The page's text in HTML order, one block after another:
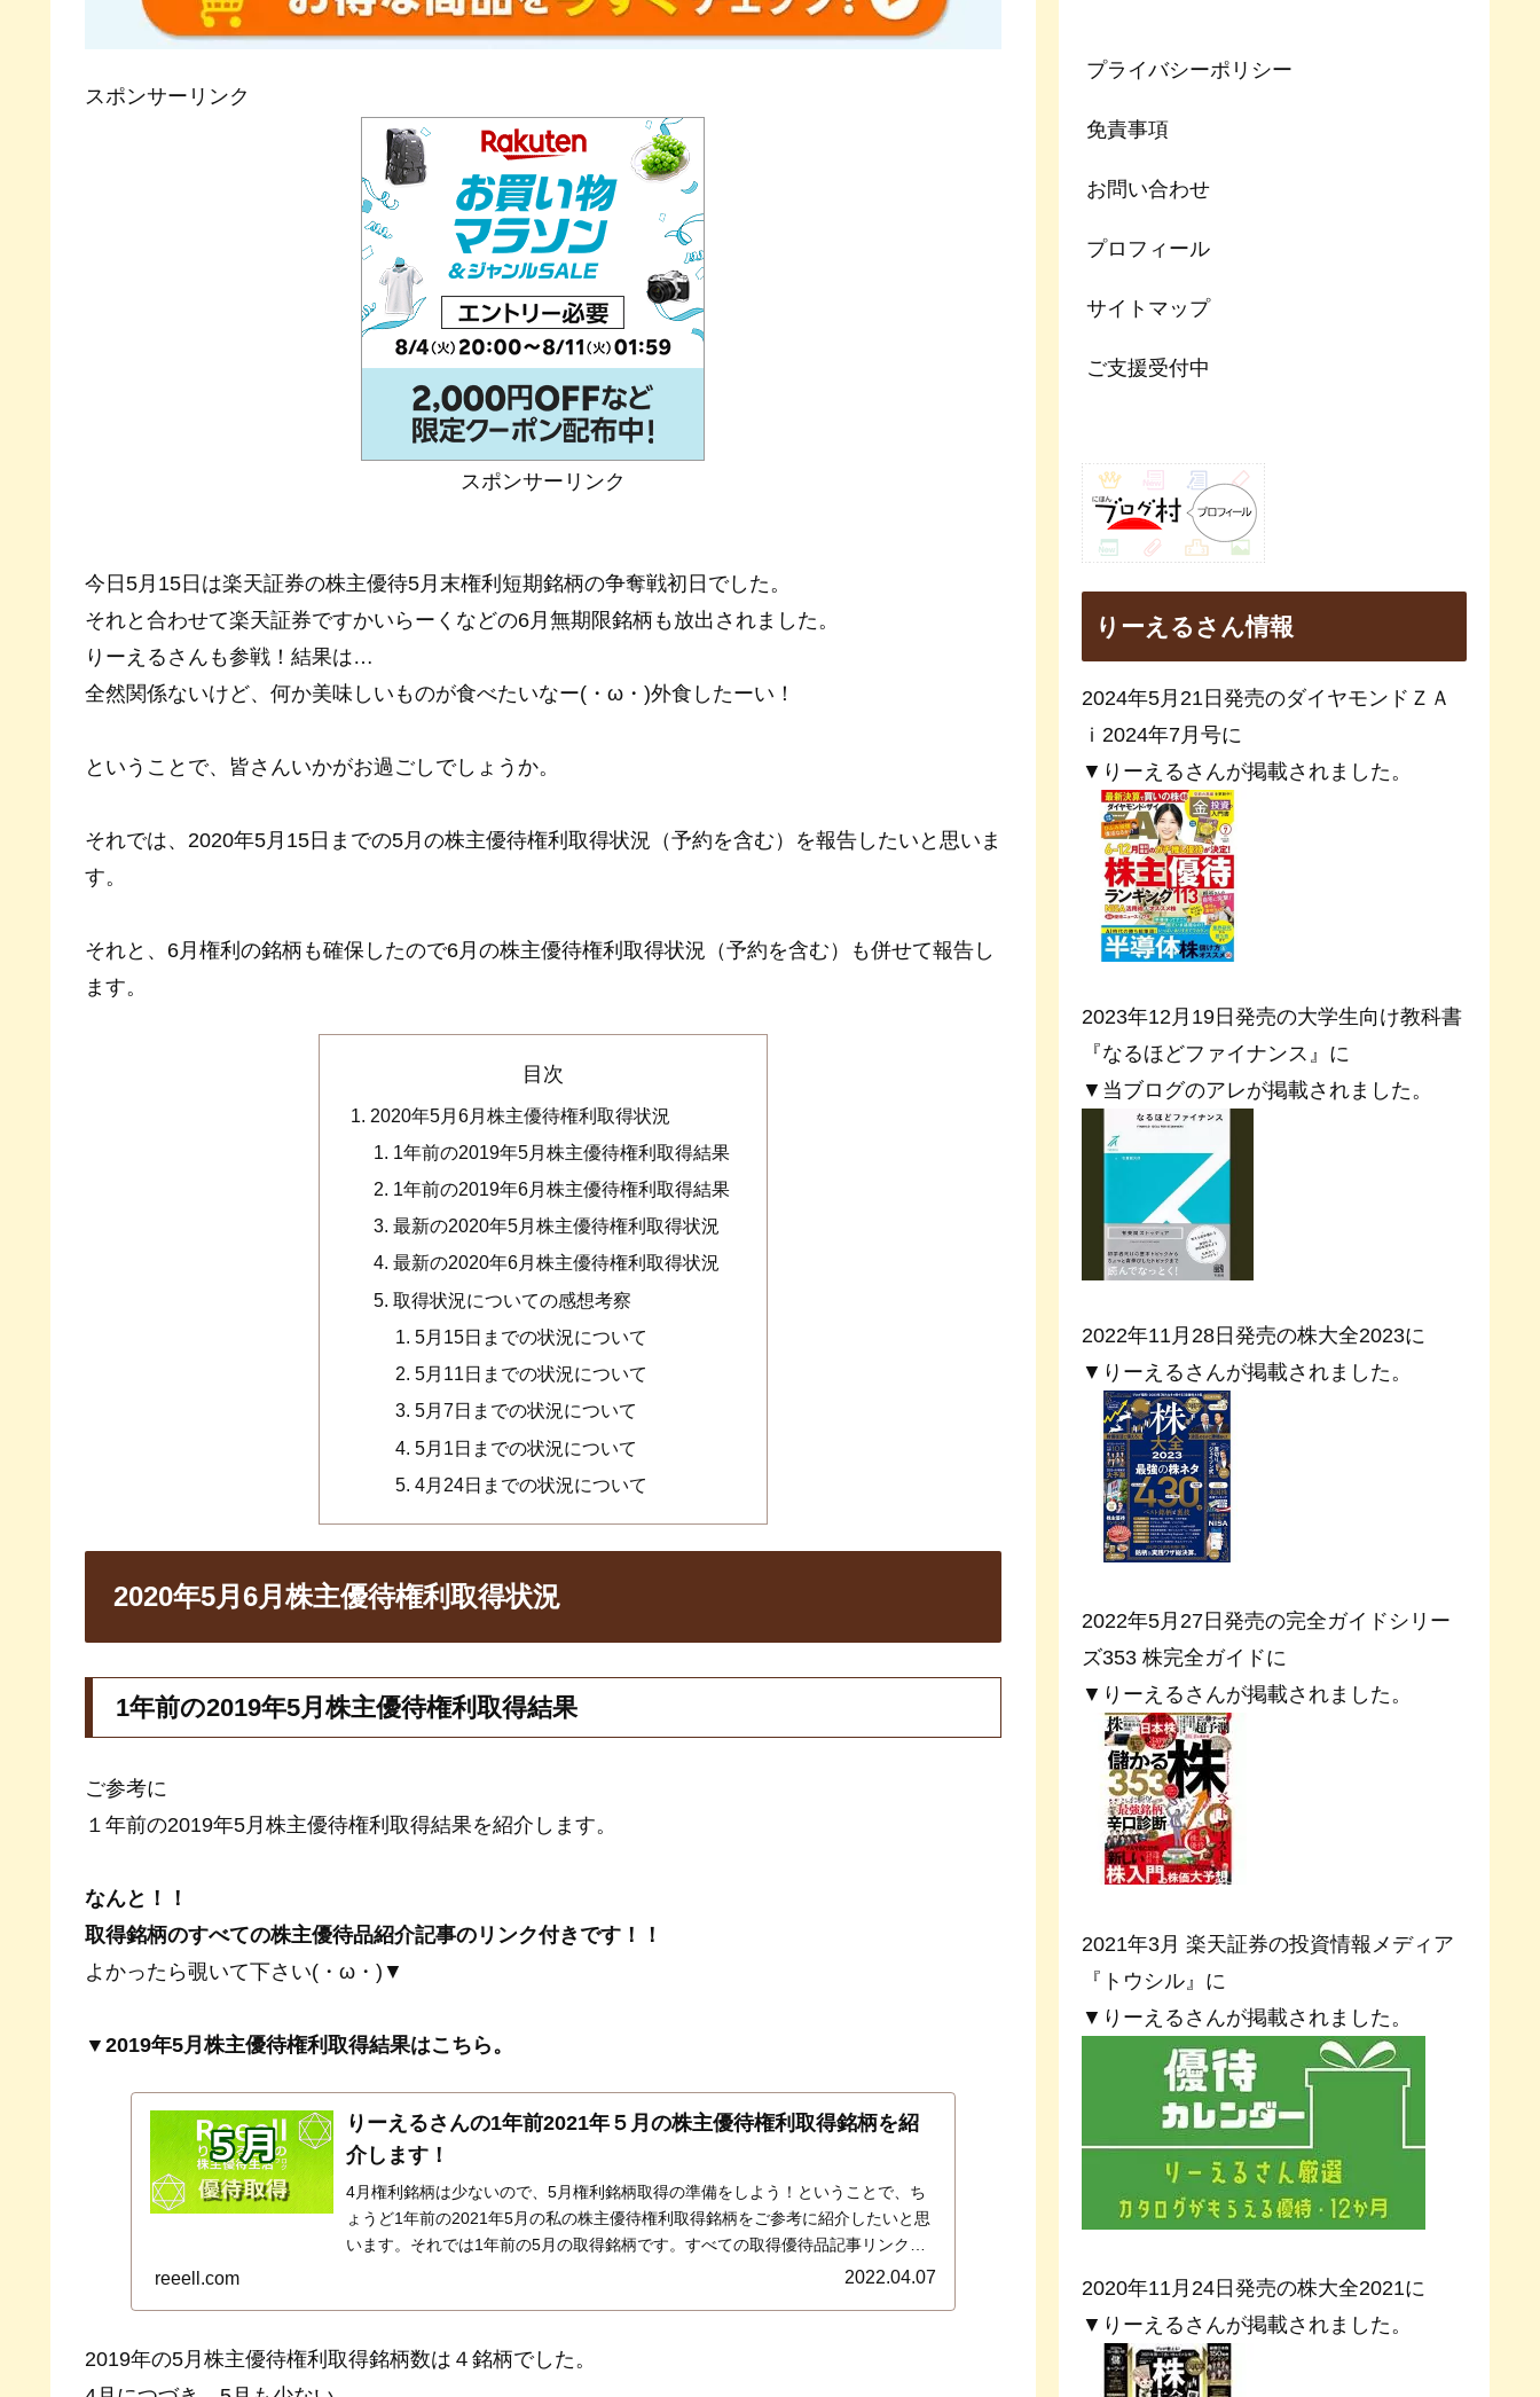
スポンサーリンク
スポンサーリンク
今日5月15日は楽天証券の株主優待5月末権利短期銘柄の争奪戦初日でした。
それと合わせて楽天証券ですかいらーくなどの6月無期限銘柄も放出されました。
りーえるさんも参戦！結果は…
全然関係ないけど、何か美味しいものが食べたいなー(・ω・)外食したーい！
ということで、皆さんいかがお過ごしでしょうか。
それでは、2020年5月15日までの5月の株主優待権利取得状況（予約を含む）を報告したいと思いま
す。
それと、6月権利の銘柄も確保したので6月の株主優待権利取得状況（予約を含む）も併せて報告し
ます。
目次
2020年5月6月株主優待権利取得状況
1年前の2019年5月株主優待権利取得結果
1年前の2019年6月株主優待権利取得結果
最新の2020年5月株主優待権利取得状況
最新の2020年6月株主優待権利取得状況
取得状況についての感想考察
5月15日までの状況について
5月11日までの状況について
5月7日までの状況について
5月1日までの状況について
4月24日までの状況について
2020年5月6月株主優待権利取得状況
1年前の2019年5月株主優待権利取得結果
ご参考に
１年前の2019年5月株主優待権利取得結果を紹介します。
なんと！！
取得銘柄のすべての株主優待品紹介記事のリンク付きです！！
よかったら覗いて下さい(・ω・)▼
▼2019年5月株主優待権利取得結果はこちら。
りーえるさんの1年前2021年５月の株主優待権利取得銘柄を紹
介します！
4月権利銘柄は少ないので、5月権利銘柄取得の準備をしよう！ということで、ち
ょうど1年前の2021年5月の私の株主優待権利取得銘柄をご参考に紹介したいと思
います。それでは1年前の5月の取得銘柄です。すべての取得優待品記事リンク付
reeell.com 2022.04.07
2019年の5月株主優待権利取得銘柄数は４銘柄でした。
プライバシーポリシー
免責事項
お問い合わせ
プロフィール
サイトマップ
ご支援受付中
りーえるさん情報
2024年5月21日発売のダイヤモンドＺＡ
ｉ2024年7月号に
▼りーえるさんが掲載されました。
2023年12月19日発売の大学生向け教科書
『なるほどファイナンス』に
▼当ブログのアレが掲載されました。
2022年11月28日発売の株大全2023に
▼りーえるさんが掲載されました。
2022年5月27日発売の完全ガイドシリー
ズ353 株完全ガイドに
▼りーえるさんが掲載されました。
2021年3月 楽天証券の投資情報メディア
『トウシル』に
▼りーえるさんが掲載されました。
2020年11月24日発売の株大全2021に
▼りーえるさんが掲載されました。